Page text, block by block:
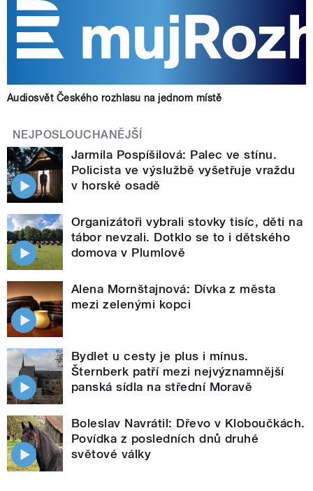
Audiosvět Českého rozhlasu na jednom místě
NEJPOSLOUCHANĚJŠÍ
Jarmila Pospíšilová: Palec ve stínu.
Policista ve výslužbě vyšetřuje vraždu
v horské osadě
Organizátoři vybrali stovky tisíc, děti na
tábor nevzali. Dotklo se to i dětského
domova v Plumlově
Alena Mornštajnová: Dívka z města
mezi zelenými kopci
Bydlet u cesty je plus i mínus.
Šternberk patří mezi nejvýznamnější
panská sídla na střední Moravě
Boleslav Navrátil: Dřevo v Kloboučkách.
Povídka z posledních dnů druhé
světové války